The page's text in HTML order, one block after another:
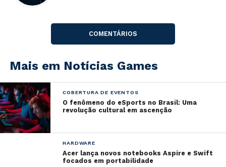
Durante estes anos, a orquestra saiu em turnê pelos
Brasil Game Show 2020
ocorrerá entre os dias 9 a
COMENTÁRIOS
Mais em Notícias Games
COBERTURA DE EVENTOS
O fenômeno do eSports no Brasil: Uma
revolução cultural em ascenção
HARDWARE
Acer lança novos notebooks Aspire e Swift
focados em portabilidade